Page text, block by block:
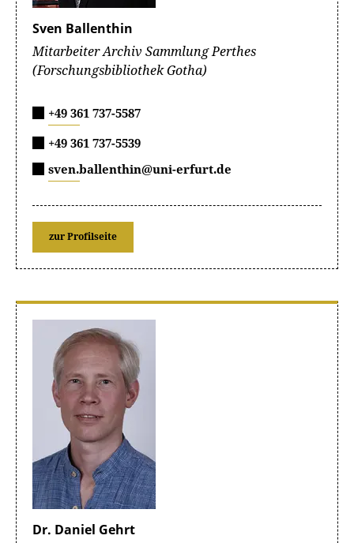
Sven Ballenthin
Mitarbeiter Archiv Sammlung Perthes
(Forschungsbibliothek Gotha)
+49 361 737-5587
+49 361 737-5539
sven.ballenthin@uni-erfurt.de
zur Profilseite
Dr. Daniel Gehrt